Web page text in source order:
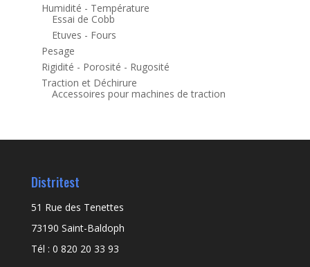
Humidité - Température
Essai de Cobb
Etuves - Fours
Pesage
Rigidité - Porosité - Rugosité
Traction et Déchirure
Accessoires pour machines de traction
Distritest
51 Rue des Tenettes
73190 Saint-Baldoph
Tél : 0 820 20 33 93